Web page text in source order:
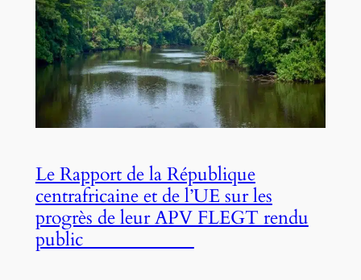
Le Rapport de la République
centrafricaine et de l’UE sur les
progrès de leur APV FLEGT rendu
public